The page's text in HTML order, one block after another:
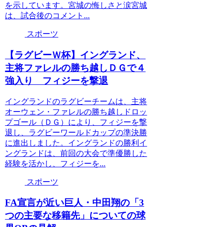
を示しています。宮城の悔しさと涙宮城
は、試合後のコメント...
スポーツ
【ラグビーＷ杯】イングランド、
主将ファレルの勝ち越しＤＧで４
強入り フィジーを撃退
イングランドのラグビーチームは、主将
オーウェン・ファレルの勝ち越しドロッ
プゴール（ＤＧ）により、フィジーを撃
退し、ラグビーワールドカップの準決勝
に進出しました。イングランドの勝利イ
ングランドは、前回の大会で準優勝した
経験を活かし、フィジーを...
スポーツ
FA宣言が近い巨人・中田翔の「3
つの主要な移籍先」についての球